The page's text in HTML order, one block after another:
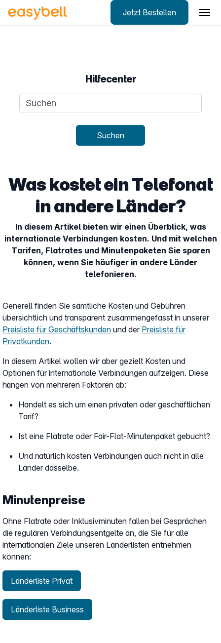
Jetzt Bestellen
Hilfecenter
Suchanfrage
Suchen
Was kostet ein Telefonat
in andere Länder?
In diesem Artikel bieten wir einen Überblick, was
internationale Verbindungen kosten. Und mit welchen
Tarifen, Flatrates und Minutenpaketen Sie sparen
können, wenn Sie häufiger in andere Länder
telefonieren.
Generell finden Sie sämtliche Kosten und Gebühren
übersichtlich und transparent zusammengefasst in unserer
Preisliste für Geschäftskunden und der Preisliste für
Privatkunden.
In diesem Artikel wollen wir aber gezielt Kosten und
Optionen für internationale Verbindungen aufzeigen. Diese
hängen von mehreren Faktoren ab:
Handelt es sich um einen privaten oder geschäftlichen
Tarif?
Ist eine Flatrate oder Fair-Flat-Minutenpaket gebucht?
Und natürlich kosten Verbindungen auch nicht in alle
Länder dasselbe.
Minutenpreise
Ohne Flatrate oder Inklusivminuten fallen bei Gesprächen
die regulären Verbindungsentgelte an, die Sie für alle
internationalen Ziele unseren Länderlisten entnehmen
können:
Länderliste Privat
Länderliste Business